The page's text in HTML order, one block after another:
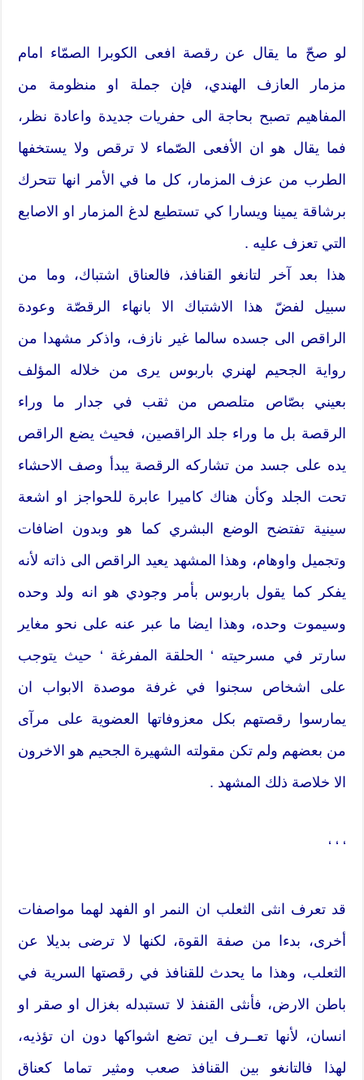
لو صحّ ما يقال عن رقصة افعى الكوبرا الصمّاء امام
مزمار العازف الهندي، فإن جملة او منظومة من
المفاهيم تصبح بحاجة الى حفريات جديدة واعادة نظر،
فما يقال هو ان الأفعى الصّماء لا ترقص ولا يستخفها
الطرب من عزف المزمار، كل ما في الأمر انها تتحرك
برشاقة يمينا ويسارا كي تستطيع لدغ المزمار او الاصابع
التي تعزف عليه .
هذا بعد آخر لتانغو القنافذ، فالعناق اشتباك، وما من
سبيل لفضّ هذا الاشتباك الا بانهاء الرقصّة وعودة
الراقص الى جسده سالما غير نازف، واذكر مشهدا من
رواية الجحيم لهنري باربوس يرى من خلاله المؤلف
بعيني بصّاص متلصص من ثقب في جدار ما وراء
الرقصة بل ما وراء جلد الراقصين، فحيث يضع الراقص
يده على جسد من تشاركه الرقصة يبدأ وصف الاحشاء
تحت الجلد وكأن هناك كاميرا عابرة للحواجز او اشعة
سينية تفتضح الوضع البشري كما هو وبدون اضافات
وتجميل واوهام، وهذا المشهد يعيد الراقص الى ذاته لأنه
يفكر كما يقول باربوس بأمر وجودي هو انه ولد وحده
وسيموت وحده، وهذا ايضا ما عبر عنه على نحو مغاير
سارتر في مسرحيته ‘ الحلقة المفرغة ‘ حيث يتوجب
على اشخاص سجنوا في غرفة موصدة الابواب ان
يمارسوا رقصتهم بكل معزوفاتها العضوية على مرآى
من بعضهم ولم تكن مقولته الشهيرة الجحيم هو الاخرون
الا خلاصة ذلك المشهد .
‘ ‘ ‘
قد تعرف انثى الثعلب ان النمر او الفهد لهما مواصفات
أخرى، بدءا من صفة القوة، لكنها لا ترضى بديلا عن
الثعلب، وهذا ما يحدث للقنافذ في رقصتها السرية في
باطن الارض، فأنثى القنفذ لا تستبدله بغزال او صقر او
انسان، لأنها تعــرف اين تضع اشواكها دون ان تؤذيه،
لهذا فالتانغو بين القنافذ صعب ومثير تماما كعناق